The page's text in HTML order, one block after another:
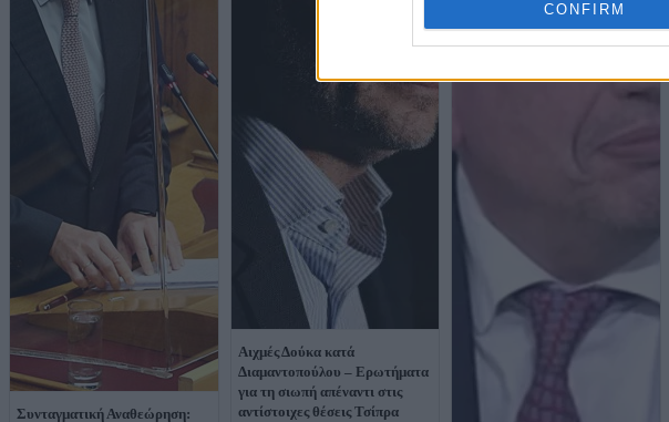
CONFIRM
Συνταγματική Αναθεώρηση:
Αιχμές Δούκα κατά
Διαμαντοπούλου – Ερωτήματα
για τη σιωπή απέναντι στις
αντίστοιχες θέσεις Τσίπρα